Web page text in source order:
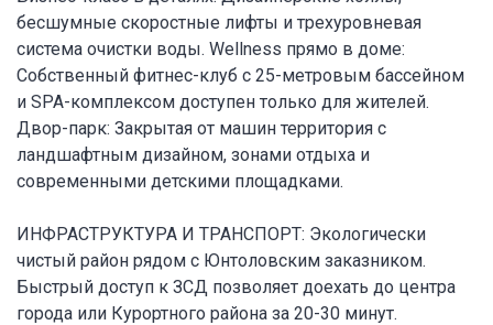
бесшумные скоростные лифты и трехуровневая
система очистки воды. Wellness прямо в доме:
Собственный фитнес-клуб с 25-метровым бассейном
и SPA-комплексом доступен только для жителей.
Двор-парк: Закрытая от машин территория с
ландшафтным дизайном, зонами отдыха и
современными детскими площадками.
ИНФРАСТРУКТУРА И ТРАНСПОРТ: Экологически
чистый район рядом с Юнтоловским заказником.
Быстрый доступ к ЗСД позволяет доехать до центра
города или Курортного района за 20-30 минут.